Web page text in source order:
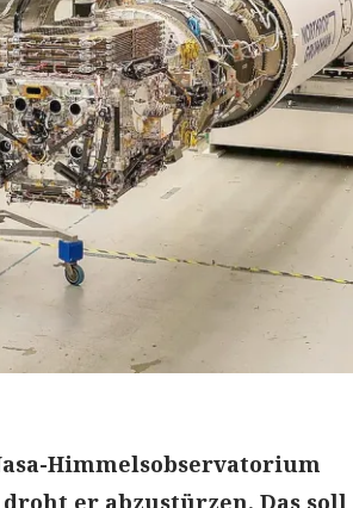
Himmelsobservatorium
er abzustürzen. Das